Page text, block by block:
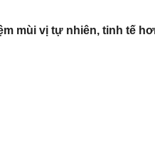
mùi vị tự nhiên, tinh tế